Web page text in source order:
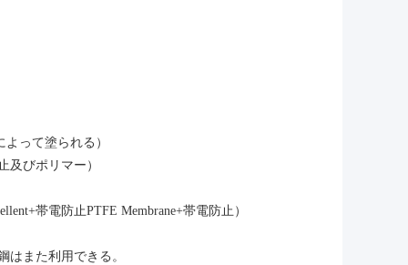
って塗られる）
及びポリマー）
帯電防止PTFE Membrane+帯電防止）
はまた利用できる。